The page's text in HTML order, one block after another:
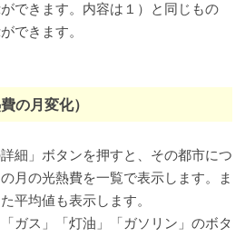
できます。内容は１）と同じもの
できます。
の月変化）
細」ボタンを押すと、その都市につ
月の光熱費を一覧で表示します。ま
平均値も表示します。
ガス」「灯油」「ガソリン」のボタ